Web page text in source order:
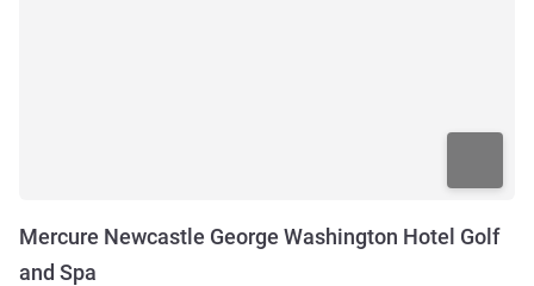
Mercure Newcastle George Washington Hotel Golf
and Spa